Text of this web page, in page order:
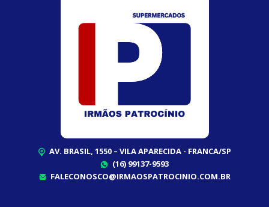
AV. BRASIL, 1550 – VILA APARECIDA - FRANCA/SP
(16) 99137-9593
FALECONOSCO@IRMAOSPATROCINIO.COM.BR